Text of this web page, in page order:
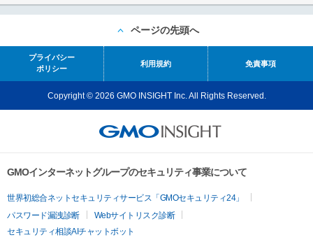
ページの先頭へ
プライバシー
ポリシー
利用規約 免責事項
Copyright © 2026 GMO INSIGHT Inc. All Rights Reserved.
GMOインターネットグループのセキュリティ事業について
世界初総合ネットセキュリティサービス「GMOセキュリティ24」
パスワード漏洩診断
Webサイトリスク診断
セキュリティ相談AIチャットボット